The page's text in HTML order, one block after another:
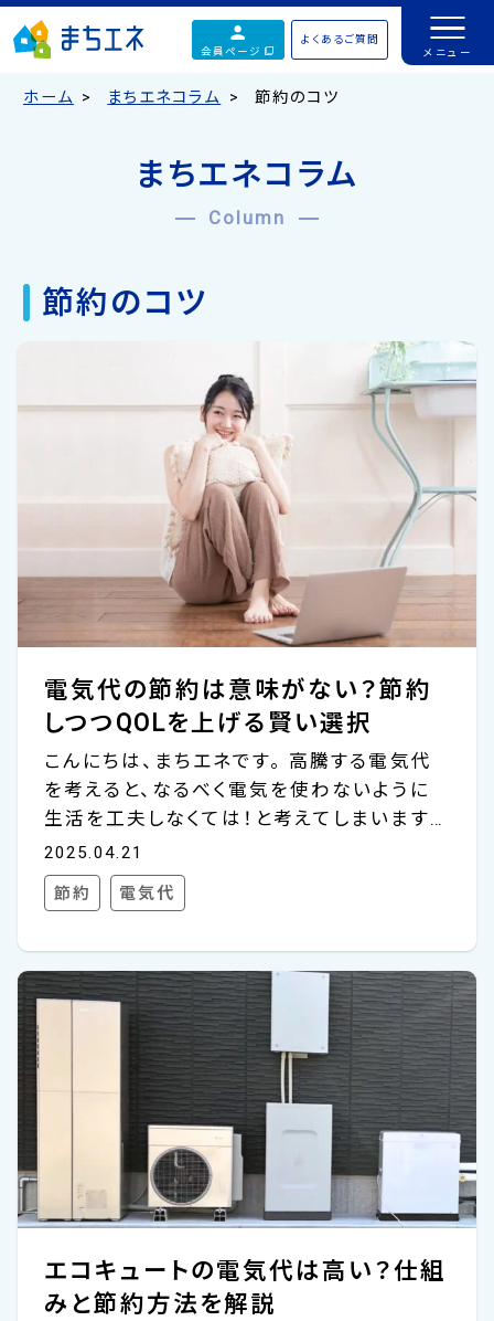
会員ページ
よくあるご質問
ホーム まちエネコラム 節約のコツ
まちエネコラム
Column
節約のコツ
電気代の節約は意味がない？節約
しつつQOLを上げる賢い選択
こんにちは、まちエネです。 高騰する電気代
を考えると、なるべく電気を使わないように
生活を工夫しなくては！と考えてしまいます
ね。家電製品のスイッチはこまめにOFFに。夏
場は暑くてもエアコンを我慢、冬場もヒータ
ーを控えめにして厚着で頑張る。なんてこと
う意味では、効果があるかもしれません。しか
し、生活の他の面に大きなコストをかけてし
まっているかもしれません。 たとえば、夏の暑
い夜にエアコンを我慢した結果、寝苦しくて
寝不足に。翌日、集中力が落ちて仕事のパフ
ォーマンスが下がったり、体調を崩して病院
に行くことになったり…。...
2025.04.21
節約 電気代
エコキュートの電気代は高い？仕組
みと節約方法を解説